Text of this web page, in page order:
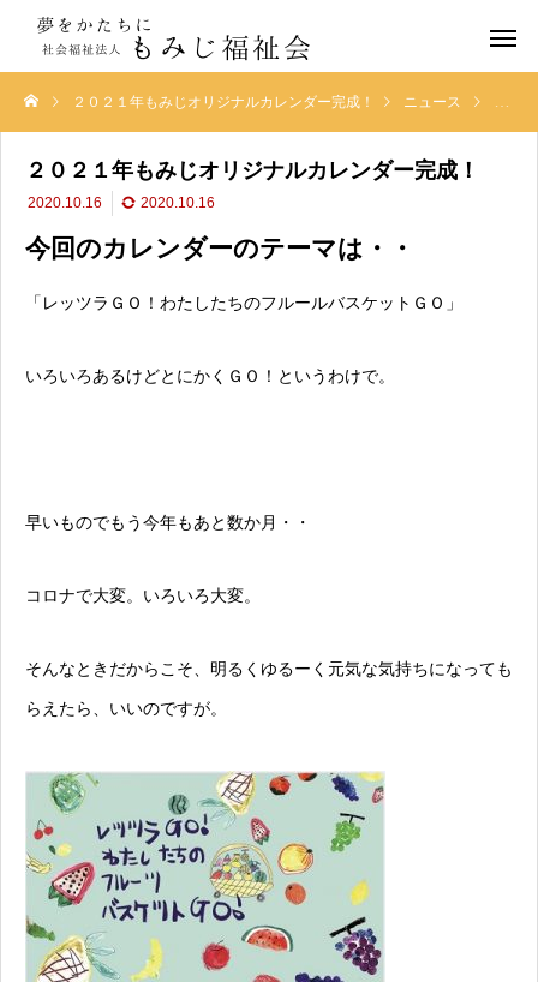
２０２１年もみじオリジナルカレンダー完成！ ニュース ２０
２０２１年もみじオリジナルカレンダー完成！
2020.10.16 2020.10.16
今回のカレンダーのテーマは・・
「レッツラＧＯ！わたしたちのフルールバスケットＧＯ」
いろいろあるけどとにかくＧＯ！というわけで。
早いものでもう今年もあと数か月・・
コロナで大変。いろいろ大変。
そんなときだからこそ、明るくゆるーく元気な気持ちになっても
らえたら、いいのですが。